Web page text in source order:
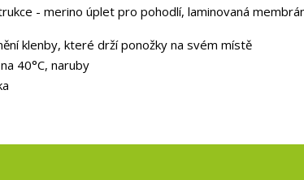
- merino úplet pro pohodlí, laminovaná
klenby, které drží ponožky na svém místě
40°C, naruby